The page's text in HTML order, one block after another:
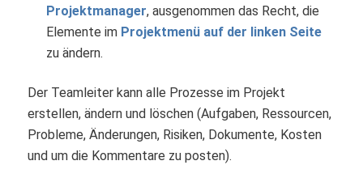
Projektmanager, ausgenommen das Recht, die
Elemente im Projektmenü auf der linken Seite
zu ändern.
Der Teamleiter kann alle Prozesse im Projekt
erstellen, ändern und löschen (Aufgaben, Ressourcen,
Probleme, Änderungen, Risiken, Dokumente, Kosten
und um die Kommentare zu posten).